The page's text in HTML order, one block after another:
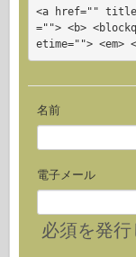
<a href=""
=""> <b>
etime="">
名前
電子メール
必須を発行